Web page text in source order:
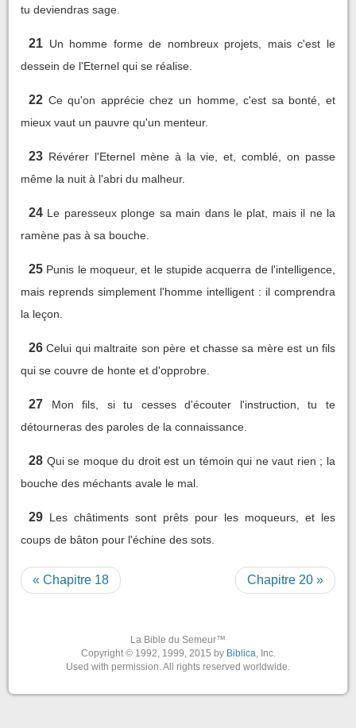
tu deviendras sage.
21 Un homme forme de nombreux projets, mais c'est le
dessein de l'Eternel qui se réalise.
22 Ce qu'on apprécie chez un homme, c'est sa bonté, et
mieux vaut un pauvre qu'un menteur.
23 Révérer l'Eternel mène à la vie, et, comblé, on passe
même la nuit à l'abri du malheur.
24 Le paresseux plonge sa main dans le plat, mais il ne la
ramène pas à sa bouche.
25 Punis le moqueur, et le stupide acquerra de l'intelligence,
mais reprends simplement l'homme intelligent : il comprendra
la leçon.
26 Celui qui maltraite son père et chasse sa mère est un fils
qui se couvre de honte et d'opprobre.
27
Mon fils, si tu cesses d'écouter l'instruction, tu te
détourneras des paroles de la connaissance.
28 Qui se moque du droit est un témoin qui ne vaut rien ; la
bouche des méchants avale le mal.
29 Les châtiments sont prêts pour les moqueurs, et les
coups de bâton pour l'échine des sots.
« Chapitre 18 Chapitre 20 »
La Bible du Semeur™
Copyright © 1992, 1999, 2015 by Biblica, Inc.
Used with permission. All rights reserved worldwide.